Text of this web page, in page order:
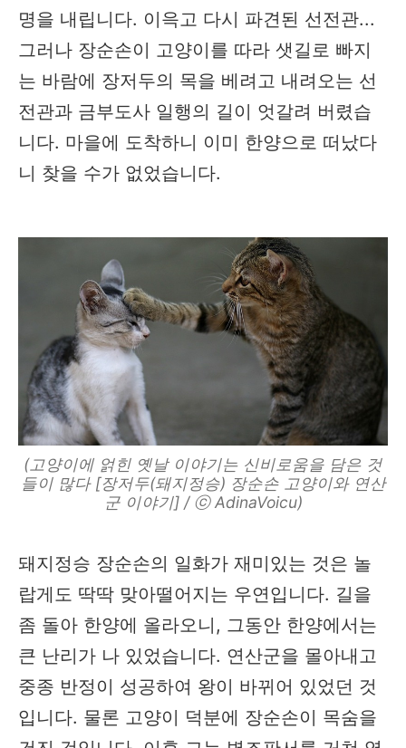
명을 내립니다. 이윽고 다시 파견된 선전관...
그러나 장순손이 고양이를 따라 샛길로 빠지
는 바람에 장저두의 목을 베려고 내려오는 선
전관과 금부도사 일행의 길이 엇갈려 버렸습
니다. 마을에 도착하니 이미 한양으로 떠났다
니 찾을 수가 없었습니다.
(고양이에 얽힌 옛날 이야기는 신비로움을 담은 것
들이 많다 [장저두(돼지정승) 장순손 고양이와 연산
군 이야기] / ⓒ AdinaVoicu)
돼지정승 장순손의 일화가 재미있는 것은 놀
랍게도 딱딱 맞아떨어지는 우연입니다. 길을
좀 돌아 한양에 올라오니, 그동안 한양에서는
큰 난리가 나 있었습니다. 연산군을 몰아내고
중종 반정이 성공하여 왕이 바뀌어 있었던 것
입니다. 물론 고양이 덕분에 장순손이 목숨을